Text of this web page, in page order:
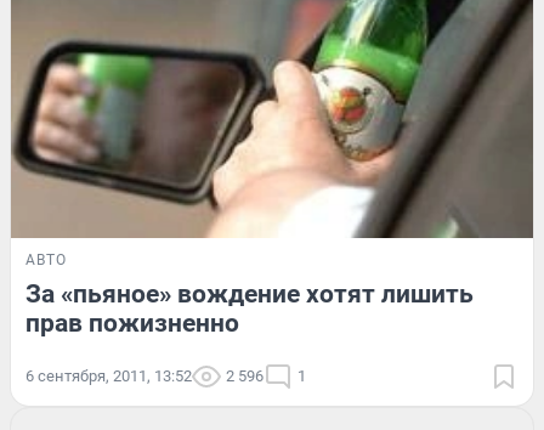
АВТО
За «пьяное» вождение хотят лишить
прав пожизненно
6 сентября, 2011, 13:52 2 596 1